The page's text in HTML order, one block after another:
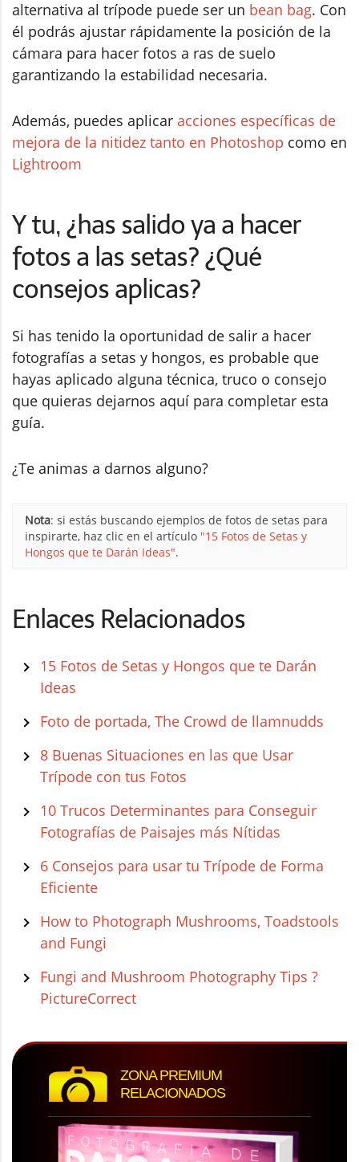
alternativa al trípode puede ser un bean bag. Con
él podrás ajustar rápidamente la posición de la
cámara para hacer fotos a ras de suelo
garantizando la estabilidad necesaria.
Además, puedes aplicar acciones específicas de
mejora de la nitidez tanto en Photoshop como en
Lightroom
Y tu, ¿has salido ya a hacer
fotos a las setas? ¿Qué
consejos aplicas?
Si has tenido la oportunidad de salir a hacer
fotografías a setas y hongos, es probable que
hayas aplicado alguna técnica, truco o consejo
que quieras dejarnos aquí para completar esta
guía.
¿Te animas a darnos alguno?
Nota: si estás buscando ejemplos de fotos de setas para
inspirarte, haz clic en el artículo "15 Fotos de Setas y
Hongos que te Darán Ideas".
Enlaces Relacionados
15 Fotos de Setas y Hongos que te Darán
Ideas
Foto de portada, The Crowd de llamnudds
8 Buenas Situaciones en las que Usar
Trípode con tus Fotos
10 Trucos Determinantes para Conseguir
Fotografías de Paisajes más Nítidas
6 Consejos para usar tu Trípode de Forma
Eficiente
How to Photograph Mushrooms, Toadstools
and Fungi
Fungi and Mushroom Photography Tips ?
PictureCorrect
ZONA PREMIUM
RELACIONADOS